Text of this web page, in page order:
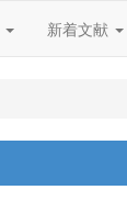
新着文献